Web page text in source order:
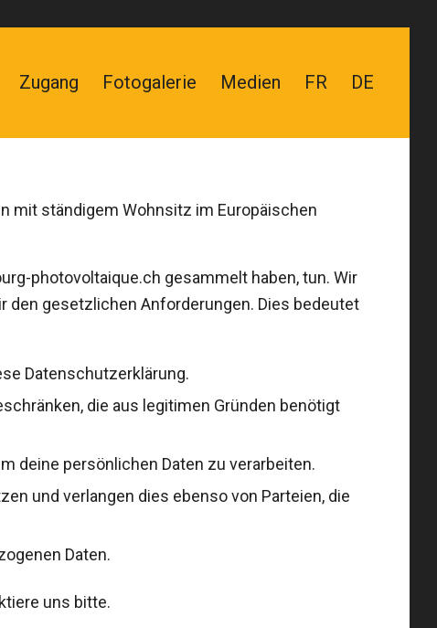
Zugang Fotogalerie Medien FR DE
mit ständigem Wohnsitz im Europäischen
photovoltaique.ch gesammelt haben, tun. Wir
den gesetzlichen Anforderungen. Dies bedeutet
Datenschutzerklärung.
die aus legitimen Gründen benötigt
deine persönlichen Daten zu verarbeiten.
und verlangen dies ebenso von Parteien, die
Daten.
uns bitte.